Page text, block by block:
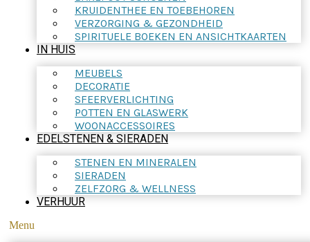
KRUIDENTHEE EN TOEBEHOREN
VERZORGING & GEZONDHEID
SPIRITUELE BOEKEN EN ANSICHTKAARTEN
IN HUIS
MEUBELS
DECORATIE
SFEERVERLICHTING
POTTEN EN GLASWERK
WOONACCESSOIRES
EDELSTENEN & SIERADEN
STENEN EN MINERALEN
SIERADEN
ZELFZORG & WELLNESS
VERHUUR
Menu